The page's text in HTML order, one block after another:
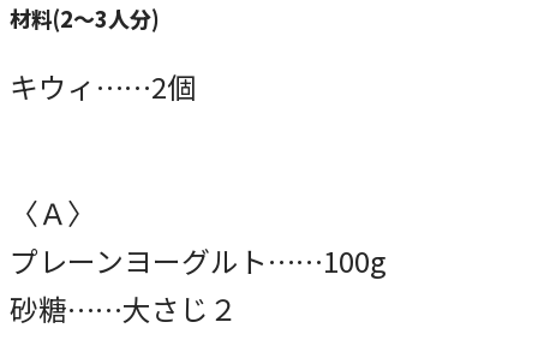
材料(2～3人分)
キウィ……2個
〈Ａ〉
プレーンヨーグルト……100g
砂糖……大さじ２